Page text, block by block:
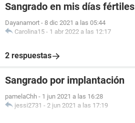
Sangrado en mis días fértiles
Dayanamort - 8 dic 2021 a las 05:44
Carolina15 - 1 abr 2022 a las 12:17
2 respuestas
Sangrado por implantación
pamelaChh - 1 jun 2021 a las 16:28
jessi2731 - 2 jun 2021 a las 17:19